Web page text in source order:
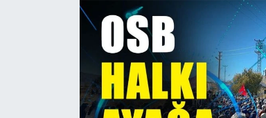
Kültür & Sanat
Magazin